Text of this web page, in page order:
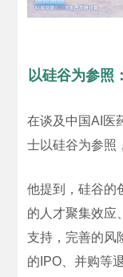
以硅谷为参照
在谈及中国AI医
士以硅谷为参照
他提到，硅谷的
的人才聚集效应
支持，完善的风
的IPO、并购等